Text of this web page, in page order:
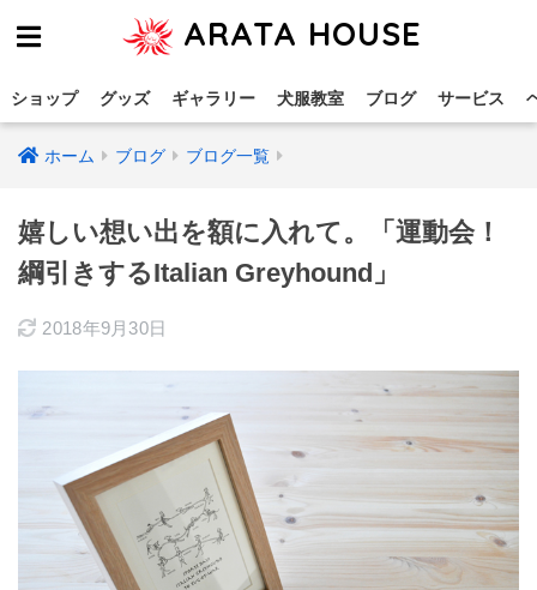
ARATA HOUSE
ショップ グッズ ギャラリー 犬服教室 ブログ サービス
ホーム ブログ ブログ一覧
嬉しい想い出を額に入れて。「運動会！
綱引きするItalian Greyhound」
2018年9月30日